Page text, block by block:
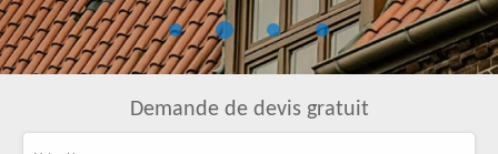
Demande de devis gratuit